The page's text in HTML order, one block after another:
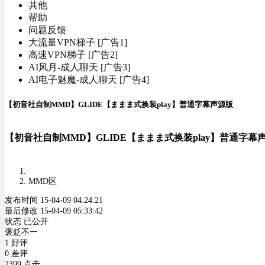
其他
帮助
问题反馈
大流量VPN梯子 [广告1]
高速VPN梯子 [广告2]
AI风月-成人聊天 [广告3]
AI电子魅魔-成人聊天 [广告4]
【初音社自制MMD】GLIDE【ままま式换装play】普通字幕声源版
【初音社自制MMD】GLIDE【ままま式换装play】普通字幕
MMD区
发布时间 15-04-09 04:24:21
最后修改 15-04-09 05:33:42
状态 已公开
褒贬不一
1 好评
0 差评